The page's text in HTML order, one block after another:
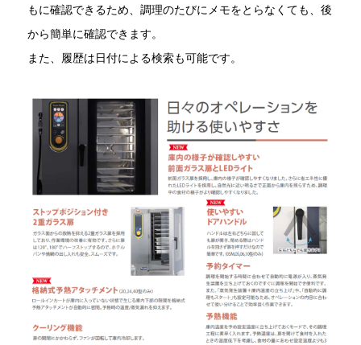
もに確認できるため、調理のたびにメモをとらなくても、後
から簡単に確認できます。
また、履歴は日付による検索も可能です。